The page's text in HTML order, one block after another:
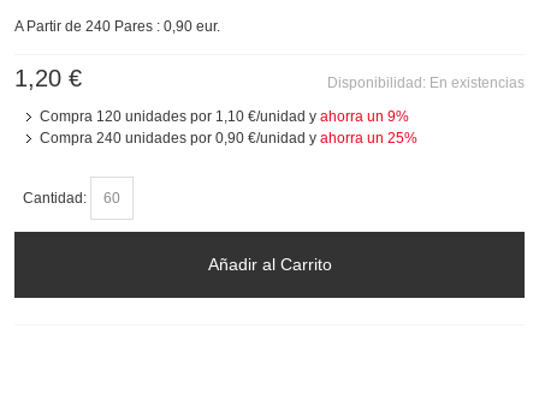
A Partir de 240 Pares : 0,90 eur.
Disponibilidad: En existencias
1,20 €
Compra 120 unidades por 1,10 €/unidad y ahorra un 9%
Compra 240 unidades por 0,90 €/unidad y ahorra un 25%
Cantidad:
Añadir al Carrito